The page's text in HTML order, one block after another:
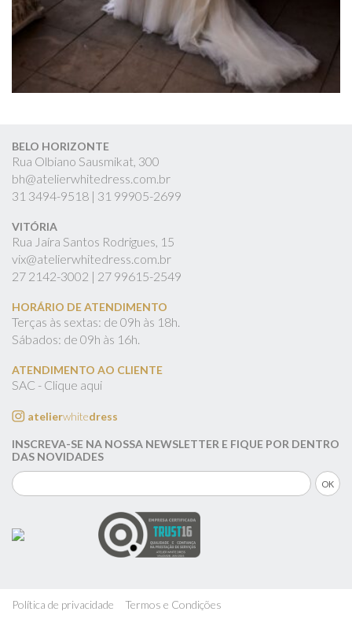
BELO HORIZONTE
Rua Olbiano Sausmikat, 300
bh@atelierwhitedress.com.br
31 3494-9518 | 31 99905-2699
VITÓRIA
Rua Jaíra Santos Rodrigues, 15
vix@atelierwhitedress.com.br
27 2142-3002 | 27 99615-2549
HORÁRIO DE ATENDIMENTO
Terças às sextas: de 09h às 18h.
Sábados: de 09h às 16h.
ATENDIMENTO AO CLIENTE
SAC - Clique aqui
atelierwhitedress
INSCREVA-SE NA NOSSA NEWSLETTER E FIQUE POR DENTRO
DAS NOVIDADES
Política de privacidade Termos e Condições